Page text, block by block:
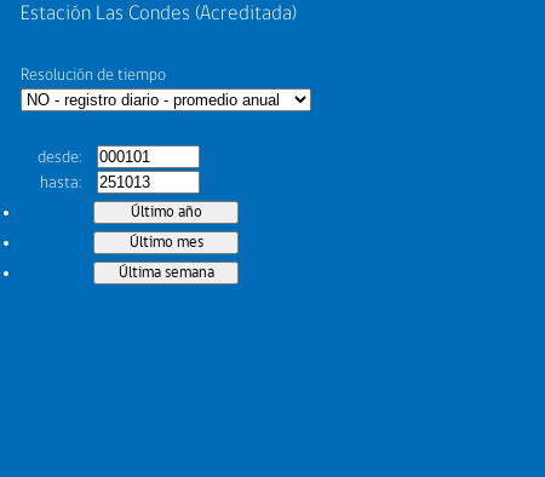
Estación Las Condes (Acreditada)
Resolución de tiempo
desde
hasta